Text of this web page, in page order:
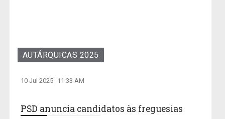
AUTÁRQUICAS 2025
10 Jul 2025 11:33 AM
PSD anuncia candidatos às freguesias